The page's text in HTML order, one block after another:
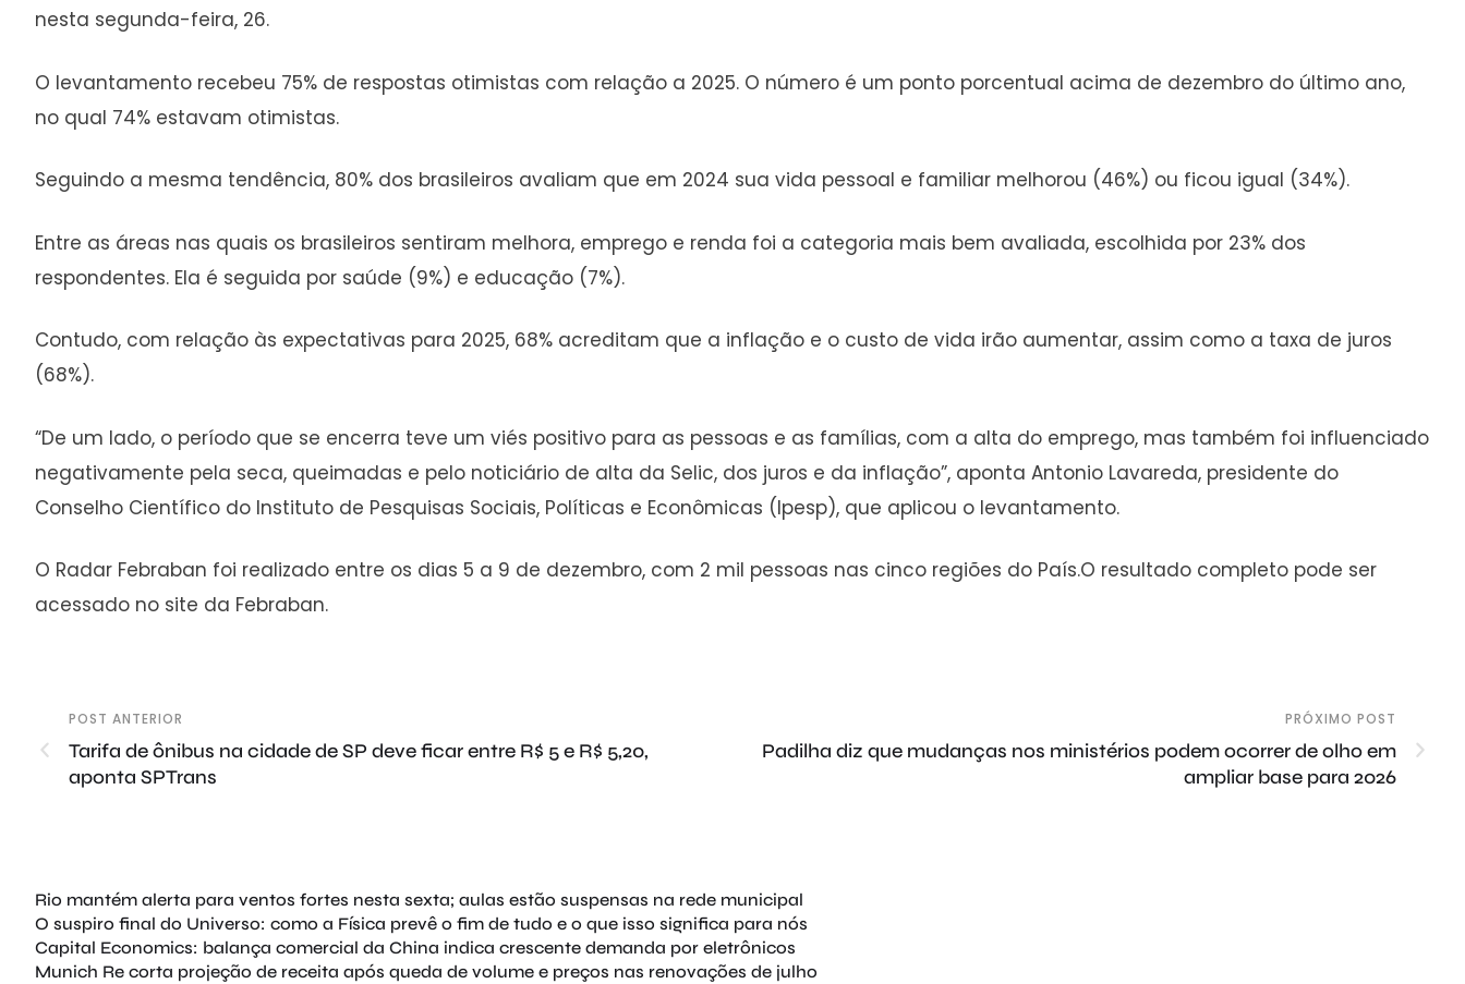
nesta segunda-feira, 26.
O levantamento recebeu 75% de respostas otimistas com relação a 2025. O número é um ponto porcentual acima de dezembro do último ano,
no qual 74% estavam otimistas.
Seguindo a mesma tendência, 80% dos brasileiros avaliam que em 2024 sua vida pessoal e familiar melhorou (46%) ou ficou igual (34%).
Entre as áreas nas quais os brasileiros sentiram melhora, emprego e renda foi a categoria mais bem avaliada, escolhida por 23% dos
respondentes. Ela é seguida por saúde (9%) e educação (7%).
Contudo, com relação às expectativas para 2025, 68% acreditam que a inflação e o custo de vida irão aumentar, assim como a taxa de juros
(68%).
“De um lado, o período que se encerra teve um viés positivo para as pessoas e as famílias, com a alta do emprego, mas também foi influenciado
negativamente pela seca, queimadas e pelo noticiário de alta da Selic, dos juros e da inflação”, aponta Antonio Lavareda, presidente do
Conselho Científico do Instituto de Pesquisas Sociais, Políticas e Econômicas (Ipesp), que aplicou o levantamento.
O Radar Febraban foi realizado entre os dias 5 a 9 de dezembro, com 2 mil pessoas nas cinco regiões do País.O resultado completo pode ser
acessado no site da Febraban.
POST ANTERIOR
Tarifa de ônibus na cidade de SP deve ficar entre R$ 5 e R$ 5,20,
aponta SPTrans
PRÓXIMO POST
Padilha diz que mudanças nos ministérios podem ocorrer de olho em
ampliar base para 2026
Rio mantém alerta para ventos fortes nesta sexta; aulas estão suspensas na rede municipal
O suspiro final do Universo: como a Física prevê o fim de tudo e o que isso significa para nós
Capital Economics: balança comercial da China indica crescente demanda por eletrônicos
Munich Re corta projeção de receita após queda de volume e preços nas renovações de julho